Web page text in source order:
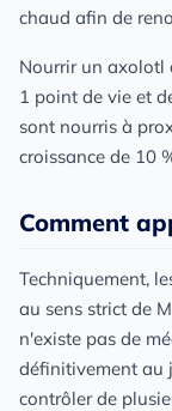
chaud afin de
Nourrir un axolotl
1 point de vie et
sont nourris à
croissance de 10
Comment
Techniquement,
au sens strict de
n'existe pas de
définitivement au
contrôler de